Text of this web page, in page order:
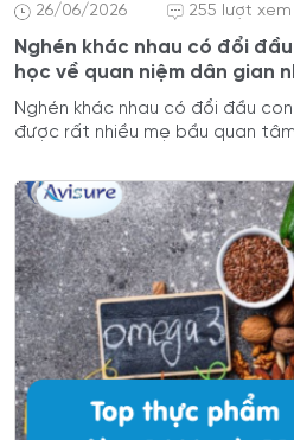
26/06/2026 255 lượt xem
Nghén khác nhau có đổi
học về quan niệm dân gian
Nghén khác nhau có đổi đầu
được rất nhiều mẹ bầu quan